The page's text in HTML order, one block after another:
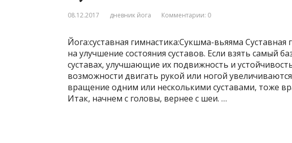
08.12.2017 дневник йога Комментарии: 0
Йога:суставная гимнастика:Сукшма-вьяяма
на улучшение состояния суставов. Если взять самый
суставах, улучшающие их подвижность и
возможности двигать рукой или ногой
вращение одним или несколькими суставами, тоже
Итак, начнем с головы, вернее с шеи. …